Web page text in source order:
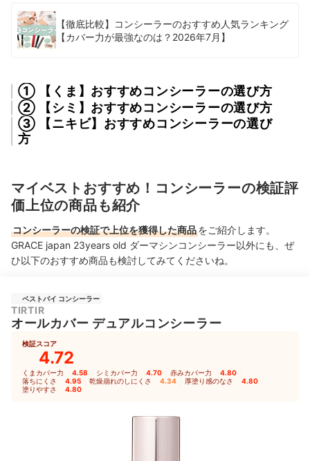
【徹底比較】コンシーラーのおすすめ人気ランキング
【カバー力が最強なのは？2026年7月】
① 【くま】おすすめコンシーラーの選び方
② 【シミ】おすすめコンシーラーの選び方
③ 【ニキビ】おすすめコンシーラーの選び
方
マイベストおすすめ！コンシーラーの検証評
価上位の商品も紹介
コンシーラーの検証で上位を獲得した商品をご紹介します。
GRACE japan 23years old ダーマシンコンシーラー以外にも、ぜ
ひ以下のおすすめ商品も検討してみてくださいね。
ベストバイ コンシーラー
TIRTIR
オールカバー デュアルコンシーラー
検証スコア
4.72
くまカバー力 4.58 シミカバー力 4.70 赤みカバー力 4.80
落ちにくさ 4.95 乾燥崩れのしにくさ 4.34 厚塗り感のなさ 4.80
塗りやすさ 4.80